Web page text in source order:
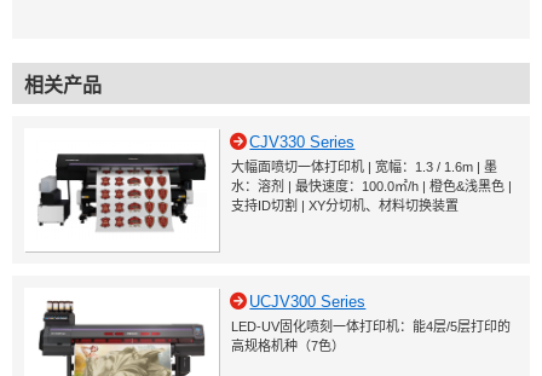
相关产品
CJV330 Series
大幅面喷切一体打印机 | 宽幅：1.3 / 1.6m | 墨
水：溶剂 | 最快速度：100.0㎡/h | 橙色&浅黑色 |
支持ID切割 | XY分切机、材料切换装置
UCJV300 Series
LED-UV固化喷刻一体打印机：能4层/5层打印的
高规格机种（7色）